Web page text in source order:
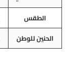
الطقس
الحنين للوطن